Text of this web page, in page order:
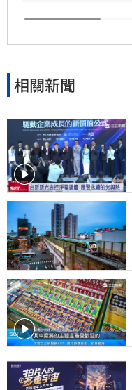
相關新聞